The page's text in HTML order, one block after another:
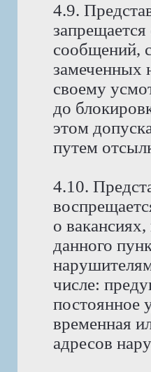
4.9.
сообщений,
замеченных
своему
до
этом
путем
4.10.
о
данного
числе:
постоянное
временная
адресов